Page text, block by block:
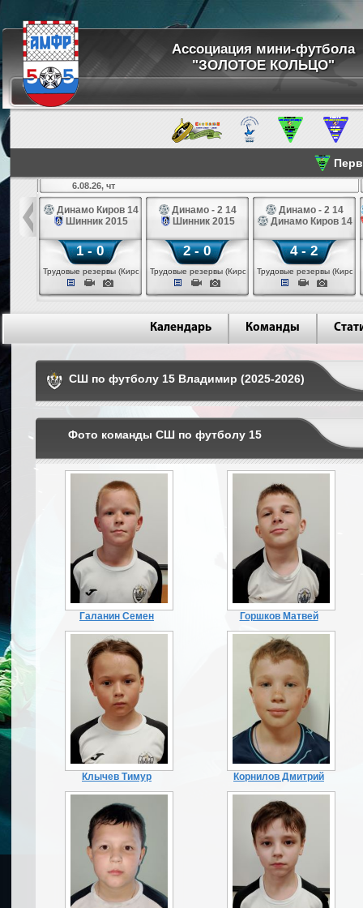
Ассоциация мини-футбола
"ЗОЛОТОЕ КОЛЬЦО"
14
6.08.26, чт
Динамо Киров 14
Шинник 2015
1 - 0
Трудовые резервы (Киров)
Динамо - 2 14
Шинник 2015
2 - 0
Трудовые резервы (Киров)
Динамо - 2 14
Динамо Киров 14
4 - 2
Трудовые резервы (Киров)
Календарь Команды
СШ по футболу 15 Владимир (2025-2026)
Фото команды СШ по футболу 15
Галанин Семен Горшков Матвей
Клычев Тимур Корнилов Дмитрий